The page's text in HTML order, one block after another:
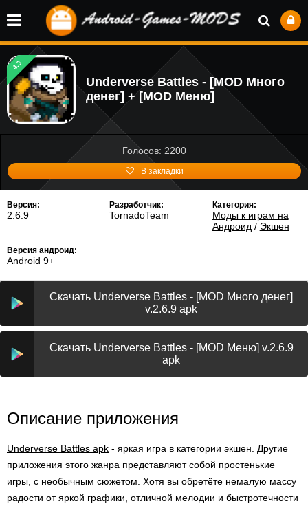
4.3
Underverse Battles - [MOD Много
денег] + [MOD Меню]
Голосов: 2200
В закладки
Версия:
2.6.9
Разработчик:
TornadoTeam
Категория:
Моды к играм на
Андроид / Экшен
Версия андроид:
Android 9+
Скачать Underverse Battles - [MOD Много денег]
v.2.6.9 apk
Скачать Underverse Battles - [MOD Меню] v.2.6.9
apk
Описание приложения
Underverse Battles apk - яркая игра в категории экшен. Другие
приложения этого жанра представляют собой простенькие
игры, с необычным сюжетом. Хотя вы обретёте немалую массу
радости от яркой графики, отличной мелодии и быстротечности